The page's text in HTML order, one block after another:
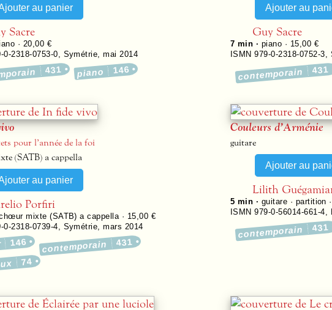
Sacre
· 20,00 €
0-2318-0753-0
Symétrie ,mai 2014
431 piano 146
Guy Sacre
7 min · piano · 15,00 €
ISMN 979-0-2318-0752-3
contemporain 431
pour l’année de la foi
(SATB) a cappella
Porfiri
mixte (SATB) a cappella · 15,00 €
0-2318-0739-4
Symétrie ,mars 2014
146 contemporain 431
74
Couleurs d’Arménie
guitare
Lilith
5 min · guitare · partition
ISMN 979-0-56014-661-4
contemporain 431